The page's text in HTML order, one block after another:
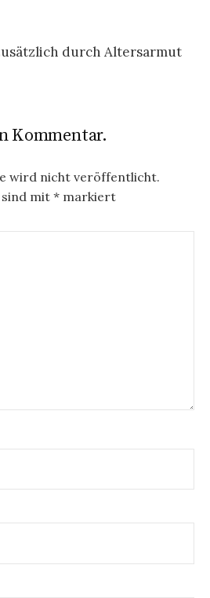
durch Altersarmut
Kommentar.
wird nicht veröffentlicht.
mit * markiert